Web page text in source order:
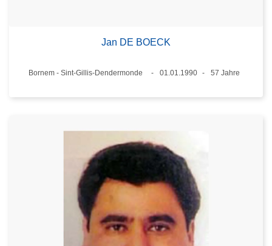
Jan DE BOECK
Standort
Bornem - Sint-Gillis-Dendermonde
01.01.1990
57 Jahre